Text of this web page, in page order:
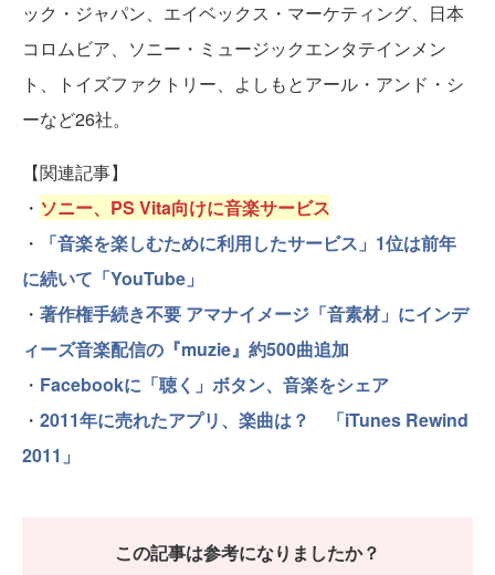
ック・ジャパン、エイベックス・マーケティング、日本
コロムビア、ソニー・ミュージックエンタテインメン
ト、トイズファクトリー、よしもとアール・アンド・シ
ーなど26社。
【関連記事】
・ ソニー、PS Vita向けに音楽サービス
・
「音楽を楽しむために利用したサービス」1位は前年
に続いて「YouTube」
・ 著作権手続き不要 アマナイメージ「音素材」にインデ
ィーズ音楽配信の『muzie』約500曲追加
・ Facebookに「聴く」ボタン、音楽をシェア
・ 2011年に売れたアプリ、楽曲は？ 「iTunes Rewind
2011」
この記事は参考になりましたか？